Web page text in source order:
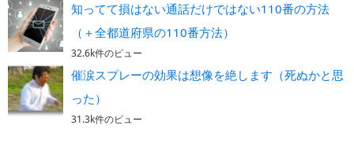
知ってて損はない通話だけではない110番の方法
（＋全都道府県の110番方法）
32.6k件のビュー
催涙スプレーの効果は想像を絶します（死ぬかと思
った）
31.3k件のビュー